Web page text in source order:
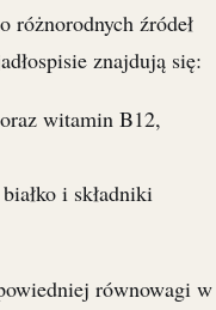
różnorodnych źródeł
znajdują się:
witamin B12,
i składniki
równowagi w